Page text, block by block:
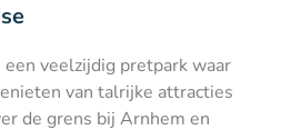
veelzijdig pretpark waar
van talrijke attracties
de grens bij Arnhem en